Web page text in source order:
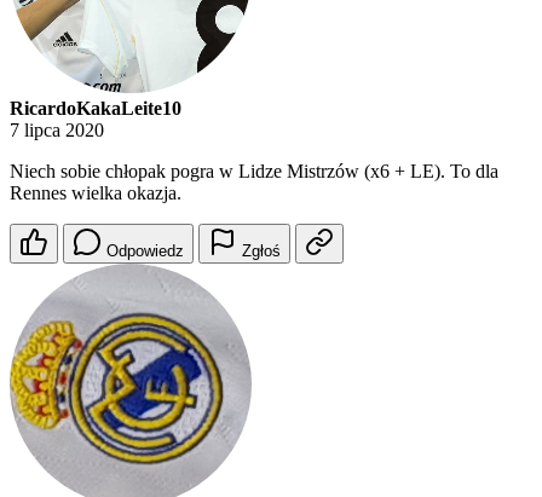
RicardoKakaLeite10
7 lipca 2020
Niech sobie chłopak pogra w Lidze Mistrzów (x6 + LE). To dla
Rennes wielka okazja.
Odpowiedz Zgłoś